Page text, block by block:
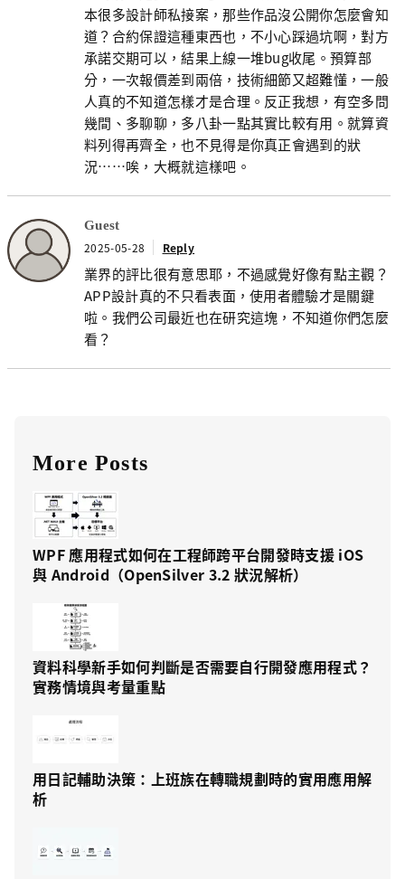
本很多設計師私接案，那些作品沒公開你怎麼會知
道？合約保證這種東西也，不小心踩過坑啊，對方
承諾交期可以，結果上線一堆bug收尾。預算部
分，一次報價差到兩倍，技術細節又超難懂，一般
人真的不知道怎樣才是合理。反正我想，有空多問
幾間、多聊聊，多八卦一點其實比較有用。就算資
料列得再齊全，也不見得是你真正會遇到的狀
況……唉，大概就這樣吧。
Guest
2025-05-28 Reply
業界的評比很有意思耶，不過感覺好像有點主觀？
APP設計真的不只看表面，使用者體驗才是關鍵
啦。我們公司最近也在研究這塊，不知道你們怎麼
看？
More Posts
WPF 應用程式如何在工程師跨平台開發時支援 iOS
與 Android（OpenSilver 3.2 狀況解析）
資料科學新手如何判斷是否需要自行開發應用程式？
實務情境與考量重點
用日記輔助決策：上班族在轉職規劃時的實用應用解
析